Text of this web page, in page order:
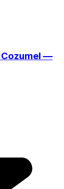
Cozumel —